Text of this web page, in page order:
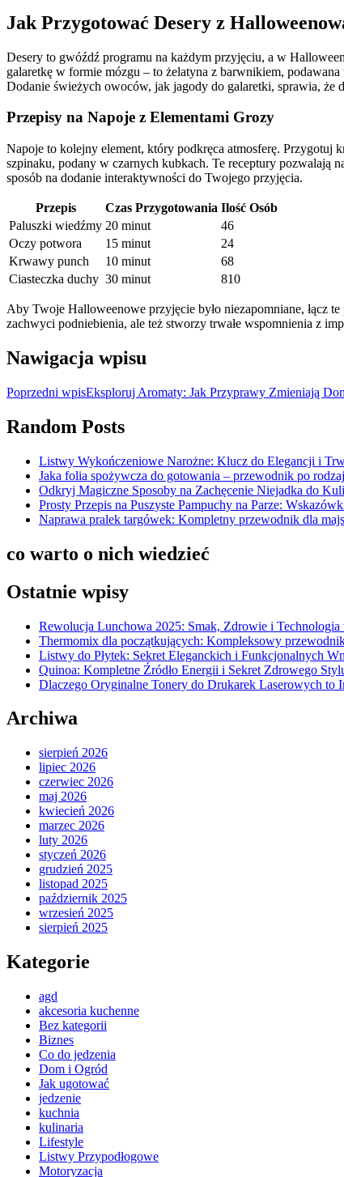
Jak Przygotować Desery z
Desery to gwóźdź programu na każdym przyjęciu, a w
galaretkę w formie mózgu – to żelatyna z barwnikiem,
Dodanie świeżych owoców, jak jagody do galaretki, sprawia, że
Przepisy na Napoje z Elementami Grozy
Napoje to kolejny element, który podkręca atmosferę.
szpinaku, podany w czarnych kubkach. Te receptury pozwalają
sposób na dodanie interaktywności do Twojego przyjęcia.
Przepis Czas Przygotowania Ilość Osób
Paluszki wiedźmy 20 minut
46
Oczy potwora
15 minut
24
Krwawy punch
10 minut
68
Ciasteczka duchy 30 minut 810
Aby Twoje Halloweenowe przyjęcie było niezapomniane, łącz
zachwyci podniebienia, ale też stworzy trwałe wspomnienia z
Nawigacja wpisu
Poprzedni wpisEksploruj Aromaty: Jak Przyprawy Zmieniają
Random Posts
Listwy Wykończeniowe Narożne: Klucz do Elegancji i
Jaka folia spożywcza do gotowania – przewodnik po
Odkryj Magiczne Sposoby na Zachęcenie Niejadka do
Prosty Przepis na Puszyste Pampuchy na Parze:
Naprawa pralek targówek: Kompletny przewodnik dla
co warto o nich wiedzieć
Ostatnie wpisy
Rewolucja Lunchowa 2025: Smak, Zdrowie i Technologia
Thermomix dla początkujących: Kompleksowy
Listwy do Płytek: Sekret Eleganckich i Funkcjonalnych
Quinoa: Kompletne Źródło Energii i Sekret Zdrowego
Dlaczego Oryginalne Tonery do Drukarek Laserowych to
Archiwa
sierpień 2026
lipiec 2026
czerwiec 2026
maj 2026
kwiecień 2026
marzec 2026
luty 2026
styczeń 2026
grudzień 2025
listopad 2025
październik 2025
wrzesień 2025
sierpień 2025
Kategorie
agd
akcesoria kuchenne
Bez kategorii
Biznes
Co do jedzenia
Dom i Ogród
Jak ugotować
jedzenie
kuchnia
kulinaria
Lifestyle
Listwy Przypodłogowe
Motoryzacja